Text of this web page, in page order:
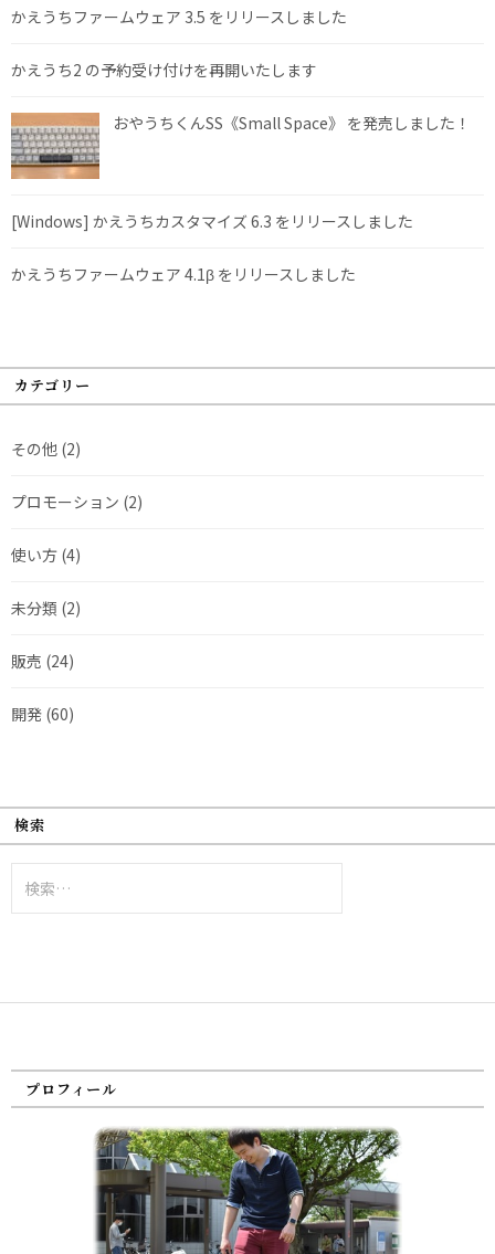
かえうちファームウェア 3.5 をリリースしました
かえうち2 の予約受け付けを再開いたします
おやうちくんSS《Small Space》 を発売しました！
[Windows] かえうちカスタマイズ 6.3 をリリースしました
かえうちファームウェア 4.1β をリリースしました
カテゴリー
その他 (2)
プロモーション (2)
使い方 (4)
未分類 (2)
販売 (24)
開発 (60)
検索
索:
プロフィール